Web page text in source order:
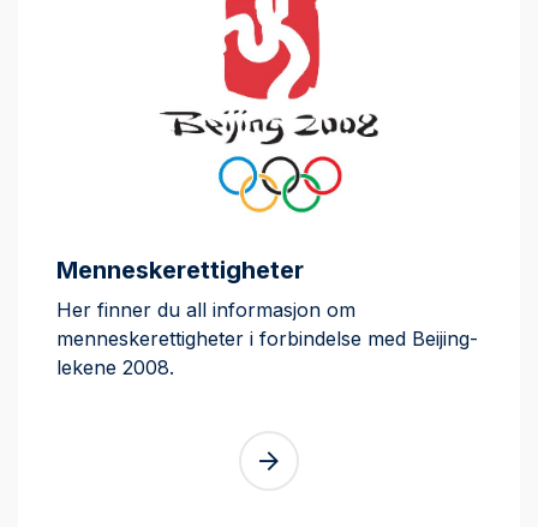
Menneskerettigheter
Her finner du all informasjon om
menneskerettigheter i forbindelse med Beijing-
lekene 2008.